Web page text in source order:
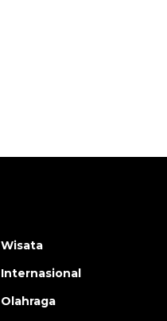
Wisata
Internasional
Olahraga